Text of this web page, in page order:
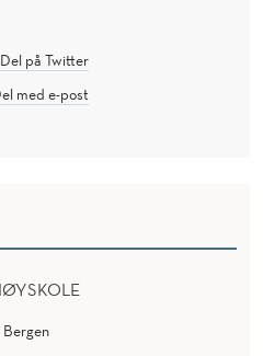
Del på Twitter
med e-post